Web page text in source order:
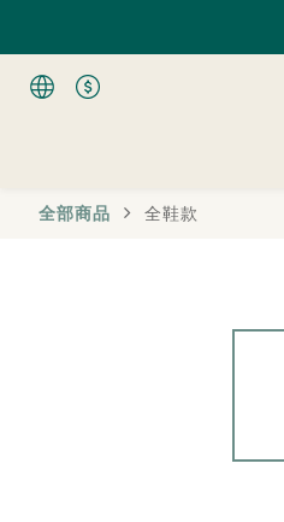
全部商品 全鞋款